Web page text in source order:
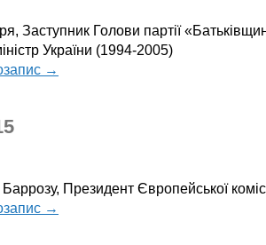
Заступник Голови партії
України (1994-2005)
→
Президент Європейської
→